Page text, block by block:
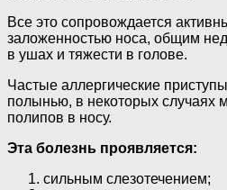
Все это сопровождается
заложенностью носа, общим
в ушах и тяжести в голове.
Частые аллергические
полынью, в некоторых случаях
полипов в носу.
Эта болезнь проявляется:
сильным слезотечением;